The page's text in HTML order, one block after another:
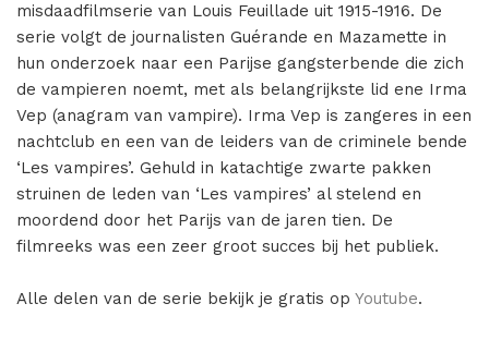
misdaadfilmserie van Louis Feuillade uit 1915-1916. De
serie volgt de journalisten Guérande en Mazamette in
hun onderzoek naar een Parijse gangsterbende die zich
de vampieren noemt, met als belangrijkste lid ene Irma
Vep (anagram van vampire). Irma Vep is zangeres in een
nachtclub en een van de leiders van de criminele bende
‘Les vampires’. Gehuld in katachtige zwarte pakken
struinen de leden van ‘Les vampires’ al stelend en
moordend door het Parijs van de jaren tien. De
filmreeks was een zeer groot succes bij het publiek.
Alle delen van de serie bekijk je gratis op Youtube.